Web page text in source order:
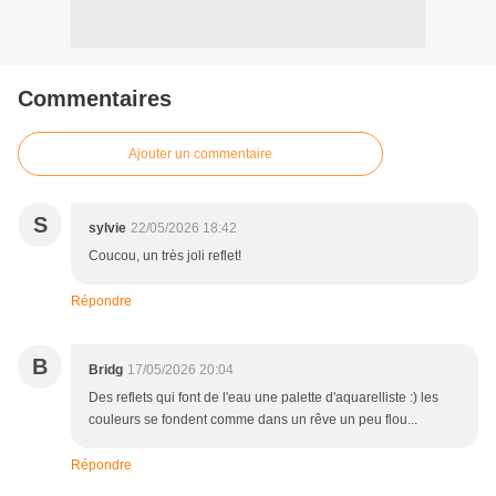
Commentaires
Ajouter un commentaire
S sylvie 22/05/2026 18:42
Coucou, un très joli reflet!
Répondre
B Bridg 17/05/2026 20:04
Des reflets qui font de l'eau une palette d'aquarelliste :) les
couleurs se fondent comme dans un rêve un peu flou...
Répondre